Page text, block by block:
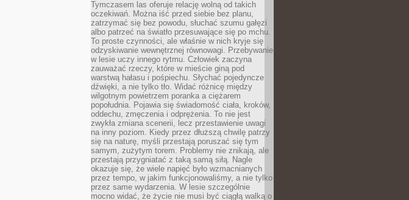
Tymczasem las oferuje relację wolną od takich
oczekiwań. Można iść przed siebie bez planu,
zatrzymać się bez powodu, słuchać szumu gałęzi
albo patrzeć na światło przesuwające się po mchu.
To proste czynności, ale właśnie w nich kryje się
odzyskiwanie wewnętrznej równowagi. Przebywanie
w lesie uczy innego rytmu. Człowiek zaczyna
zauważać rzeczy, które w mieście giną pod
warstwą hałasu i pośpiechu. Słychać pojedyncze
dźwięki, a nie tylko tło. Widać różnicę między
wilgotnym powietrzem poranka a ciężarem
popołudnia. Pojawia się świadomość ciała, kroków,
oddechu, zmęczenia i odprężenia. To nie jest
zwykła zmiana scenerii, lecz przestawienie uwagi
na inny poziom. Kiedy przez dłuższą chwilę patrzy
się na naturę, myśli przestają poruszać się tym
samym, zużytym torem. Problemy nie znikają, ale
przestają przygniatać z taką samą siłą. Nagle
okazuje się, że wiele napięć było wzmacnianych
przez tempo, w jakim funkcjonowaliśmy, a nie tylko
przez same wydarzenia. W lesie szczególnie
mocno widać, że życie nie musi być ciągłą walką o